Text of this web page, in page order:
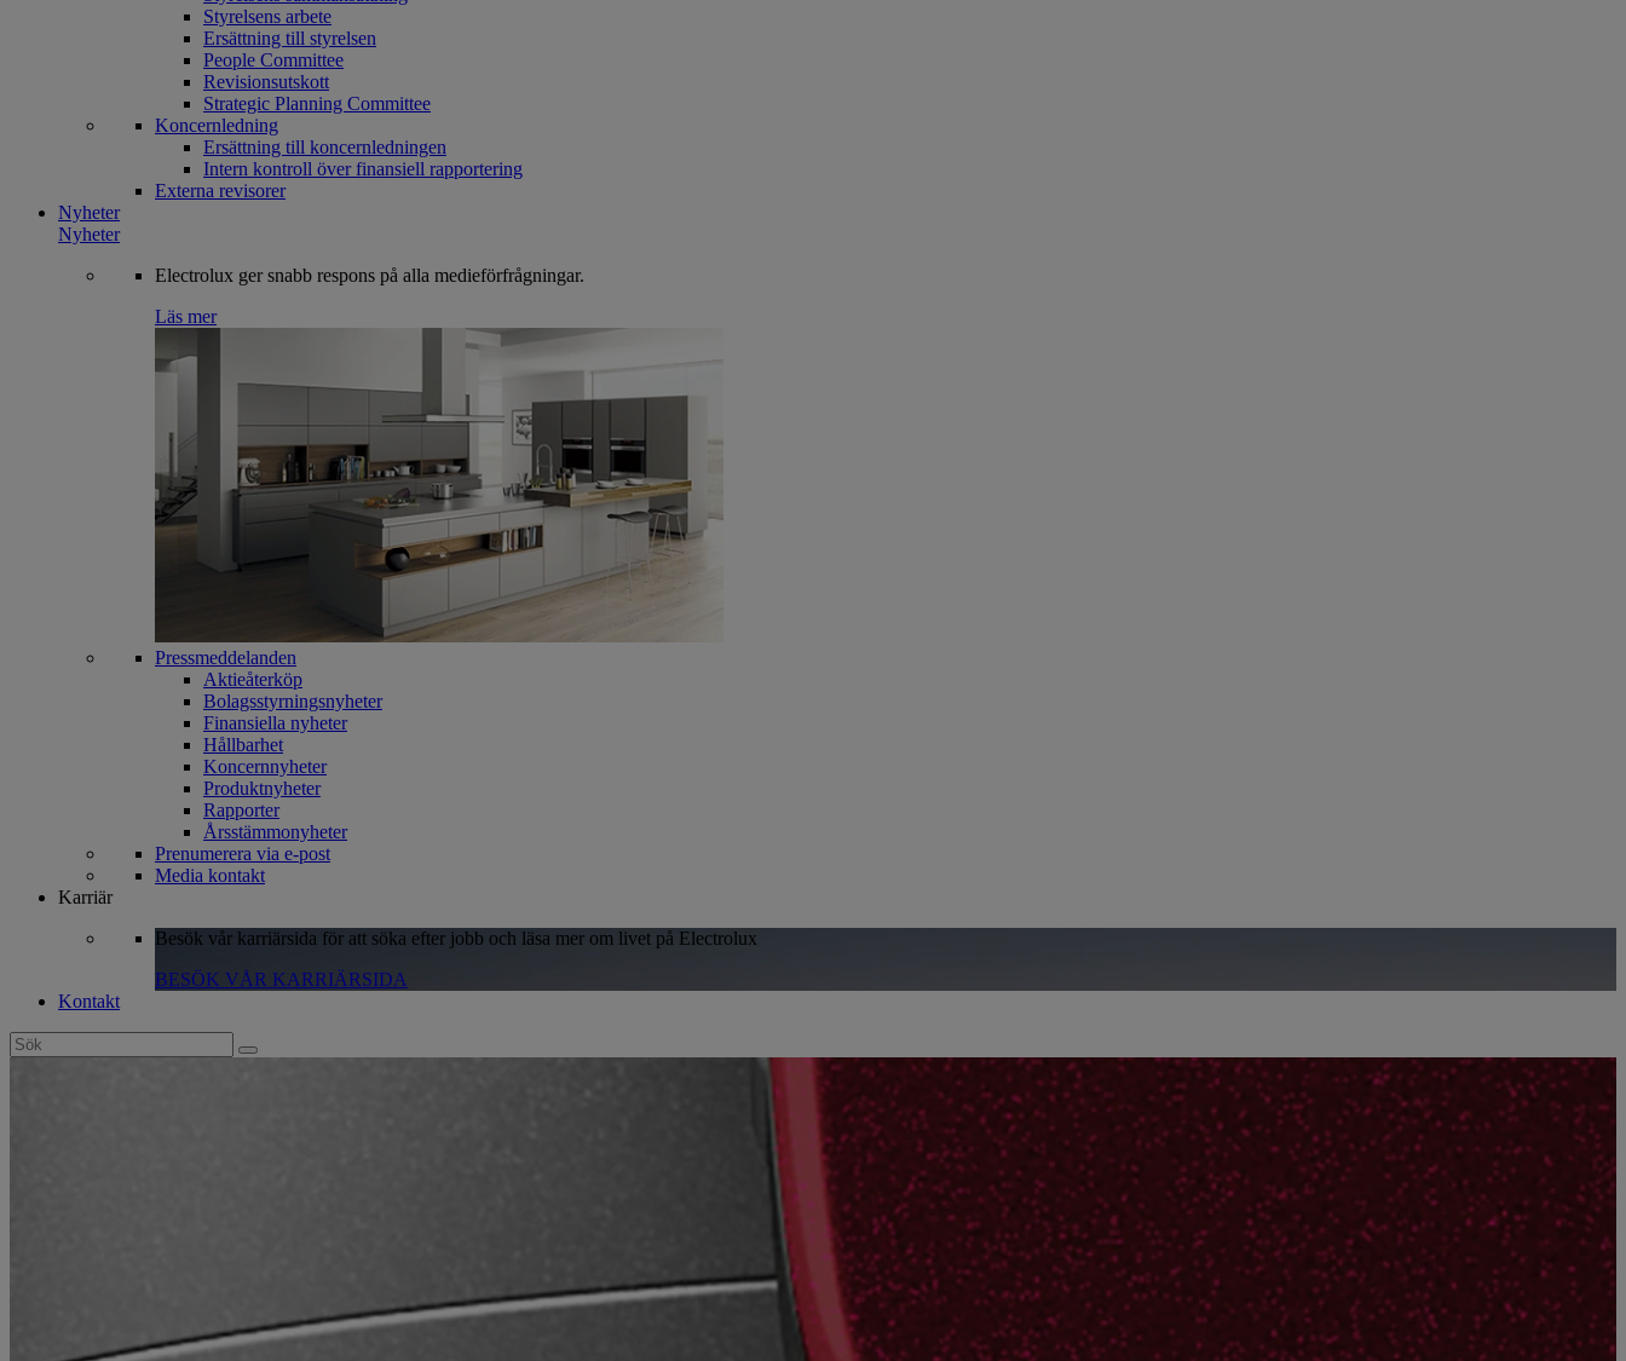
Styrelsens arbete
Ersättning till styrelsen
People Committee
Revisionsutskott
Strategic Planning Committee
Koncernledning
Ersättning till koncernledningen
Intern kontroll över finansiell rapportering
Externa revisorer
Nyheter
Nyheter
Electrolux ger snabb respons på alla medieförfrågningar.
Läs mer
Pressmeddelanden
Aktieåterköp
Bolagsstyrningsnyheter
Finansiella nyheter
Hållbarhet
Koncernnyheter
Produktnyheter
Rapporter
Årsstämmonyheter
Prenumerera via e-post
Media kontakt
Karriär
Besök vår karriärsida för att söka efter jobb och läsa mer om livet på Electrolux
BESÖK VÅR KARRIÄRSIDA
Kontakt
Search
for: